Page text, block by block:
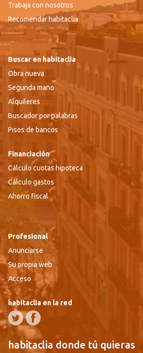
Trabaja con nosotros
Recomendar habitaclia
Buscar en habitaclia
Obra nueva
Segunda mano
Alquileres
Buscador por palabras
Pisos de bancos
Financiación
Cálculo cuotas hipoteca
Cálculo gastos
Ahorro fiscal
Profesional
Anunciarse
Su propia web
Acceso
habitaclia en la red
habitaclia donde tú quieras